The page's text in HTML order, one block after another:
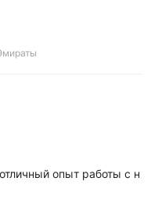
опыт работы с н